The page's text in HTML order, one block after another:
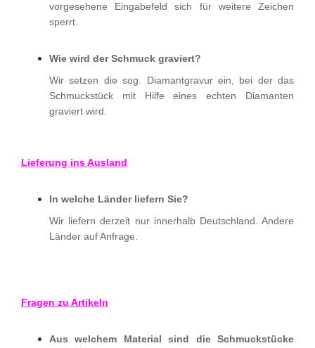
vorgesehene Eingabefeld sich für weitere Zeichen
sperrt.
Wie wird der Schmuck graviert?
Wir setzen die sog. Diamantgravur ein, bei der das
Schmuckstück mit Hilfe eines echten Diamanten
graviert wird.
Lieferung ins Ausland
In welche Länder liefern Sie?
Wir liefern derzeit nur innerhalb Deutschland. Andere
Länder auf Anfrage.
Fragen zu Artikeln
Aus welchem Material sind die Schmuckstücke